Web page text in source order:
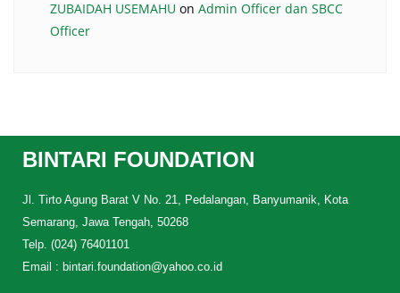
ZUBAIDAH USEMAHU on Admin Officer dan SBCC
Officer
BINTARI FOUNDATION
Jl. Tirto Agung Barat V No. 21, Pedalangan, Banyumanik, Kota
Semarang, Jawa Tengah, 50268
Telp. (024) 76401101
Email : bintari.foundation@yahoo.co.id